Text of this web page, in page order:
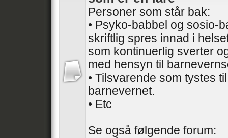
Personer som står bak:
• Psyko-babbel og sosio-
skriftlig spres innad i
som kontinuerlig sverter
med hensyn til
• Tilsvarende som tystes til
barnevernet.
• Etc
Se også følgende forum: